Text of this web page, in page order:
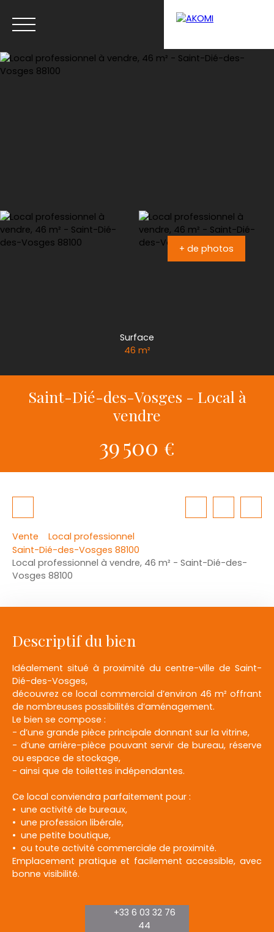
Menu
+ de photos
Surface
46 m²
Saint-Dié-des-Vosges - Local à
vendre
39 500 €
Vente
Local professionnel
Saint-Dié-des-Vosges 88100
Local professionnel à vendre, 46 m² - Saint-Dié-des-
Vosges 88100
Descriptif du bien
Idéalement situé à proximité du centre-ville de Saint-
Dié-des-Vosges,
découvrez ce local commercial d’environ 46 m² offrant
de nombreuses possibilités d’aménagement.
Le bien se compose :
- d’une grande pièce principale donnant sur la vitrine,
- d’une arrière-pièce pouvant servir de bureau, réserve
ou espace de stockage,
- ainsi que de toilettes indépendantes.
Ce local conviendra parfaitement pour :
une activité de bureaux,
une profession libérale,
une petite boutique,
ou toute activité commerciale de proximité.
Emplacement pratique et facilement accessible, avec
bonne visibilité.
+33 6 03 32 76
44